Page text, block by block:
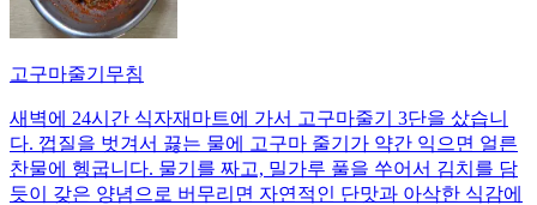
고구마줄기무침
새벽에 24시간 식자재마트에 가서 고구마줄기 3단을 샀습니
다. 껍질을 벗겨서 끓는 물에 고구마 줄기가 약간 익으면 얼른
찬물에 헹굽니다. 물기를 짜고, 밀가루 풀을 쑤어서 김치를 담
듯이 갖은 양념으로 버무리면 자연적인 단맛과 아삭한 식감에